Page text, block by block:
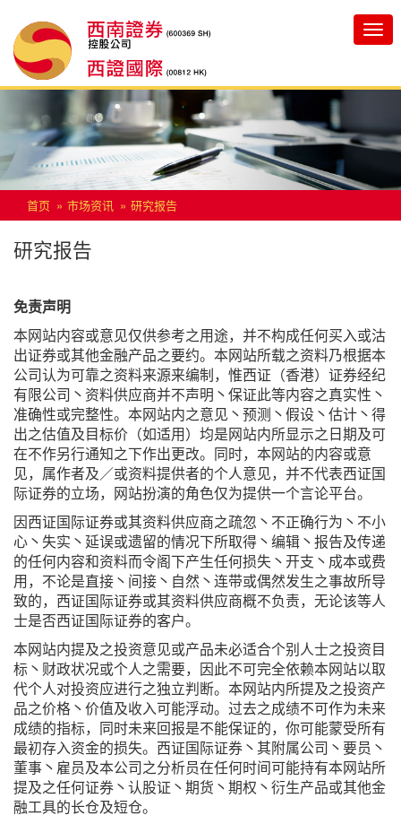
Toggle
首页 市场资讯 研究报告
研究报告
免责声明
本网站内容或意见仅供参考之用途，并不构成任何买入或沽
出证券或其他金融产品之要约。本网站所载之资料乃根据本
公司认为可靠之资料来源来编制，惟西证（香港）证券经纪
有限公司丶资料供应商并不声明丶保证此等内容之真实性丶
准确性或完整性。本网站内之意见丶预测丶假设丶估计丶得
出之估值及目标价（如适用）均是网站内所显示之日期及可
在不作另行通知之下作出更改。同时，本网站的内容或意
见，属作者及／或资料提供者的个人意见，并不代表西证国
际证券的立场，网站扮演的角色仅为提供一个言论平台。
因西证国际证券或其资料供应商之疏忽丶不正确行为丶不小
心丶失实丶延误或遗留的情况下所取得丶编辑丶报告及传递
的任何内容和资料而令阁下产生任何损失丶开支丶成本或费
用，不论是直接丶间接丶自然丶连带或偶然发生之事故所导
致的，西证国际证券或其资料供应商概不负责，无论该等人
士是否西证国际证券的客户。
本网站内提及之投资意见或产品未必适合个别人士之投资目
标丶财政状况或个人之需要，因此不可完全依赖本网站以取
代个人对投资应进行之独立判断。本网站内所提及之投资产
品之价格丶价值及收入可能浮动。过去之成绩不可作为未来
成绩的指标，同时未来回报是不能保证的，你可能蒙受所有
最初存入资金的损失。西证国际证券丶其附属公司丶要员丶
董事丶雇员及本公司之分析员在任何时间可能持有本网站所
提及之任何证券丶认股证丶期货丶期权丶衍生产品或其他金
融工具的长仓及短仓。